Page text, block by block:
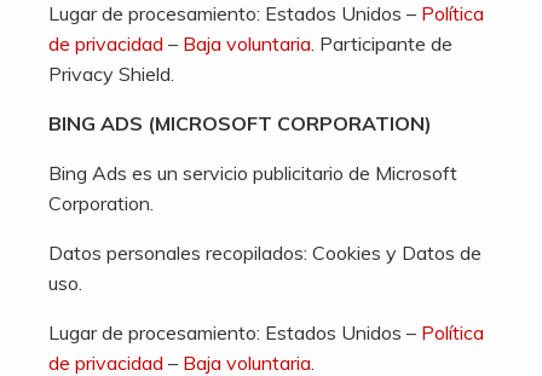
Lugar de procesamiento: Estados Unidos – Política
de privacidad – Baja voluntaria. Participante de
Privacy Shield.
BING ADS (MICROSOFT CORPORATION)
Bing Ads es un servicio publicitario de Microsoft
Corporation.
Datos personales recopilados: Cookies y Datos de
uso.
Lugar de procesamiento: Estados Unidos – Política
de privacidad – Baja voluntaria.